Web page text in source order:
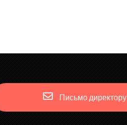
Письмо директору